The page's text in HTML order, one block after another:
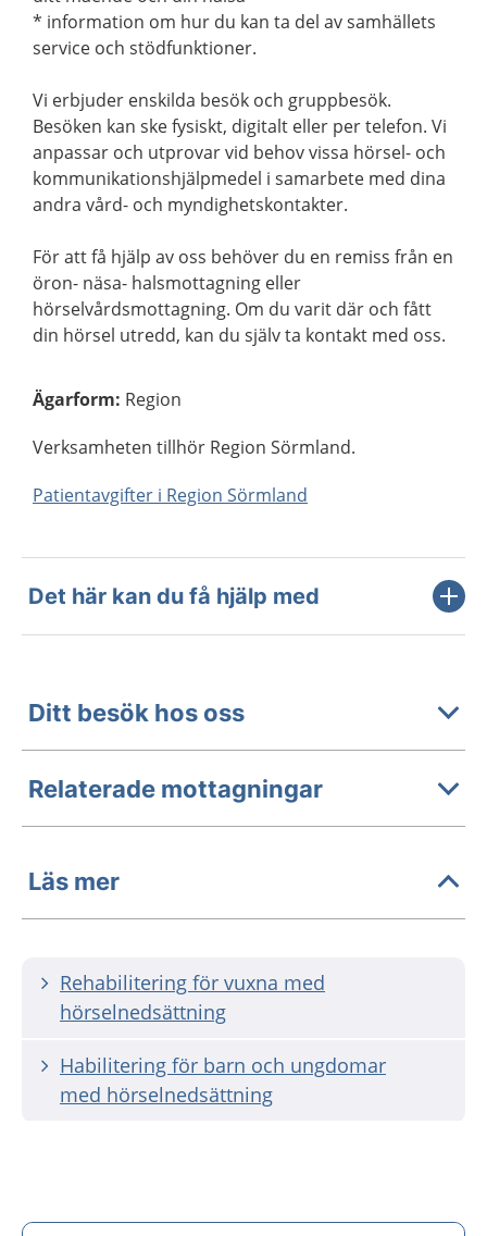
* information om hur du kan ta del av samhällets
service och stödfunktioner.
Vi erbjuder enskilda besök och gruppbesök.
Besöken kan ske fysiskt, digitalt eller per telefon. Vi
anpassar och utprovar vid behov vissa hörsel- och
kommunikationshjälpmedel i samarbete med dina
andra vård- och myndighetskontakter.
För att få hjälp av oss behöver du en remiss från en
öron- näsa- halsmottagning eller
hörselvårdsmottagning. Om du varit där och fått
din hörsel utredd, kan du själv ta kontakt med oss.
Ägarform: Region
Verksamheten tillhör Region Sörmland.
Patientavgifter i Region Sörmland
Det här kan du få hjälp med
Ditt besök hos oss
Relaterade mottagningar
Läs mer
Rehabilitering för vuxna med
hörselnedsättning
Habilitering för barn och ungdomar
med hörselnedsättning